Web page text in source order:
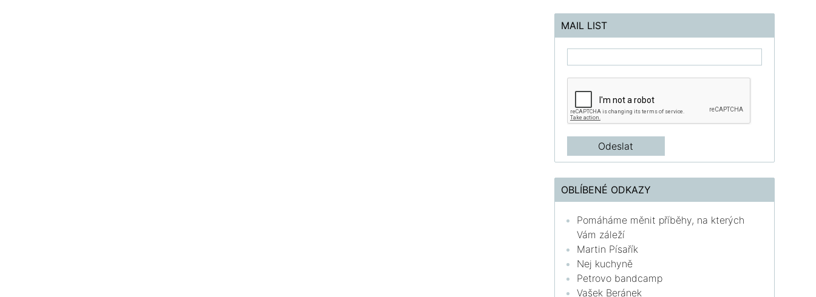
MAIL LIST
OBLÍBENÉ ODKAZY
Pomáháme měnit příběhy, na kterých
Vám záleží
Martin Písařík
Nej kuchyně
Petrovo bandcamp
Vašek Beránek